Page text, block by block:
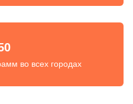
во всех городах